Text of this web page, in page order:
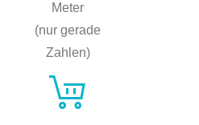
Meter
(nur gerade
Zahlen)